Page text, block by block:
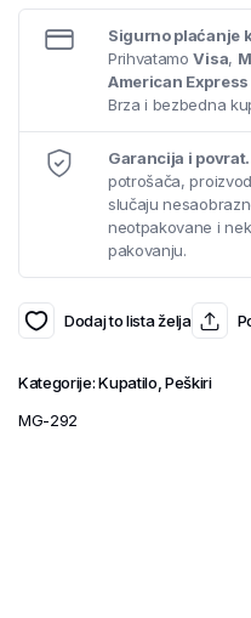
Sigurno plaćanje
PrihvatamoVisa,
American Express
Brza i bezbedna
Garancija i povrat.
potrošača,
slučaju
neotpakovane i
pakovanju.
Dodaj to lista želja
Kategorije:Kupatilo Peškiri
MG-292